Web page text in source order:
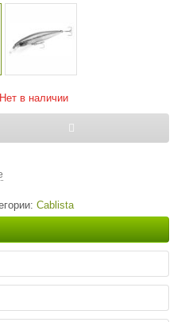
Нет в наличии
Cablista